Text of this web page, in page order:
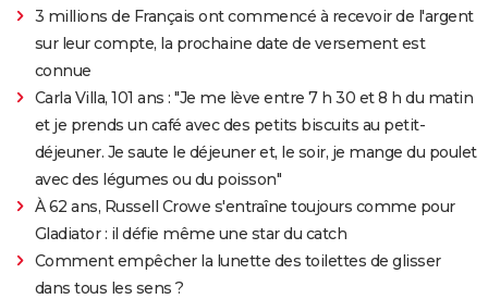
3 millions de Français ont commencé à recevoir de l'argent
sur leur compte, la prochaine date de versement est
connue
Carla Villa, 101 ans : "Je me lève entre 7 h 30 et 8 h du matin
et je prends un café avec des petits biscuits au petit-
déjeuner. Je saute le déjeuner et, le soir, je mange du poulet
avec des légumes ou du poisson"
À 62 ans, Russell Crowe s'entraîne toujours comme pour
Gladiator : il défie même une star du catch
Comment empêcher la lunette des toilettes de glisser
dans tous les sens ?